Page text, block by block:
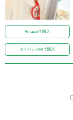
Amazonで購入
ヨドバシ.comで購入